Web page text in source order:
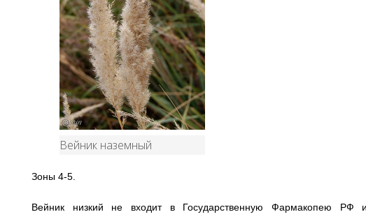
Вейник наземный
Зоны 4-5.
Вейник низкий не входит в Государственную Фармакопею РФ